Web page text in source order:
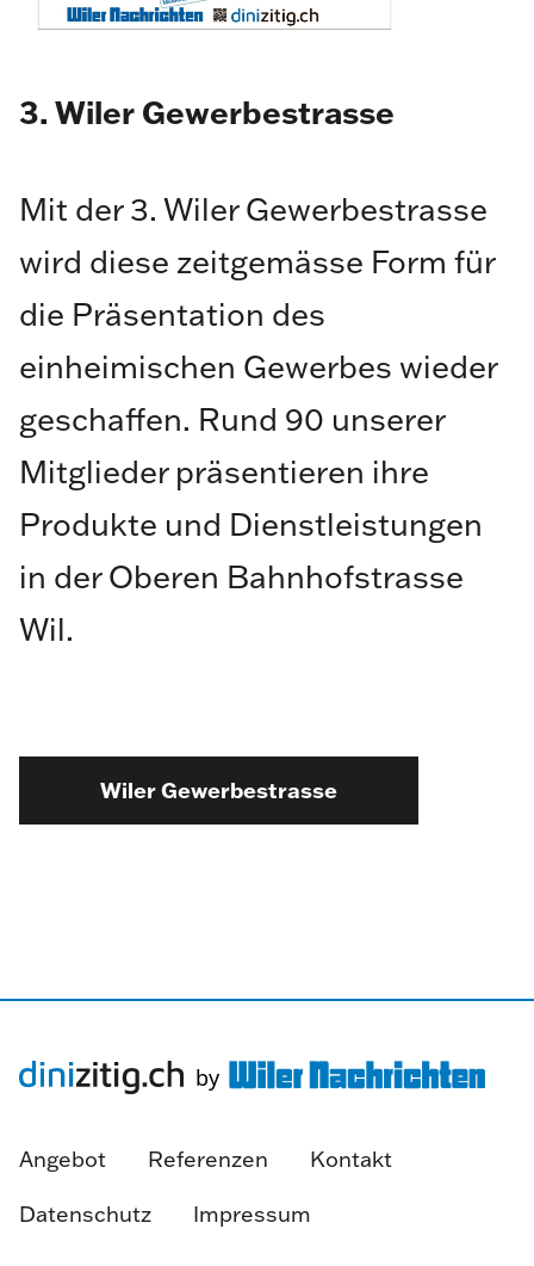
3. Wiler Gewerbestrasse
Mit der 3. Wiler Gewerbestrasse
wird diese zeitgemässe Form für
die Präsentation des
einheimischen Gewerbes wieder
geschaffen. Rund 90 unserer
Mitglieder präsentieren ihre
Produkte und Dienstleistungen
in der Oberen Bahnhofstrasse
Wil.
Wiler Gewerbestrasse
Angebot Referenzen
Kontakt
Datenschutz
Impressum